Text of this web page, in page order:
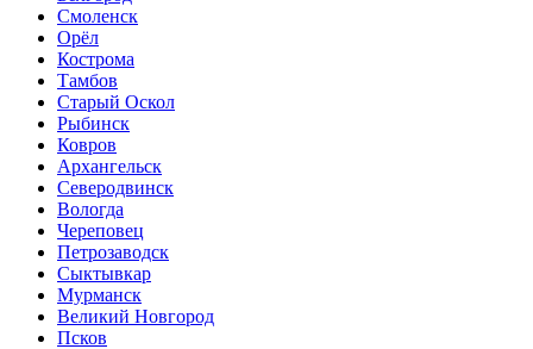
Смоленск
Орёл
Кострома
Тамбов
Старый Оскол
Рыбинск
Ковров
Архангельск
Северодвинск
Вологда
Череповец
Петрозаводск
Сыктывкар
Мурманск
Великий Новгород
Псков